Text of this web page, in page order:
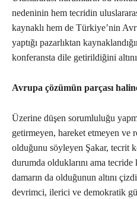
nedeninin hem tecridin
kaynaklı hem de Türkiye’nin
yaptığı pazarlıktan
konferansta dile getirildiğini
Avrupa çözümün parçası
Üzerine düşen sorumluluğu
getirmeyen, hareket etmeyen ve
olduğunu söyleyen Şakar, tecrit
durumda olduklarını ama
damarın da olduğunun altını
devrimci, ilerici ve demokratik